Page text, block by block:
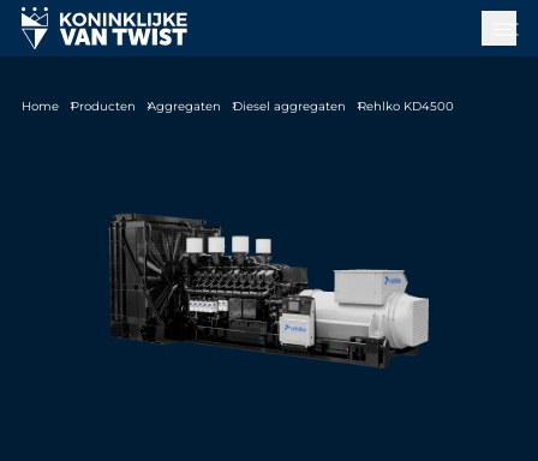
Home Producten Aggregaten Diesel aggregaten Rehlko KD4500